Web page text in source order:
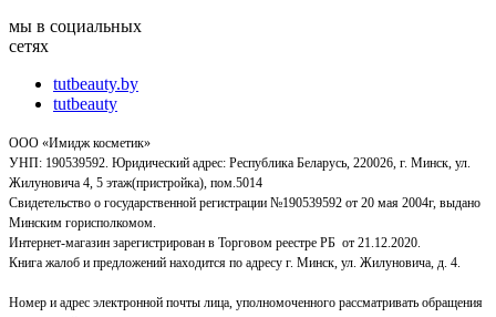
мы в социальных
сетях
tutbeauty.by
tutbeauty
ООО «Имидж косметик»
УНП: 190539592. Юридический адрес: Республика Беларусь, 220026, г. Минск, ул.
Жилуновича 4, 5 этаж(пристройка), пом.5014
Свидетельство о государственной регистрации №190539592 от 20 мая 2004г, выдано
Минским горисполкомом.
Интернет-магазин зарегистрирован в Торговом реестре РБ от 21.12.2020.
Книга жалоб и предложений находится по адресу г. Минск, ул. Жилуновича, д. 4.
Номер и адрес электронной почты лица, уполномоченного рассматривать обращения